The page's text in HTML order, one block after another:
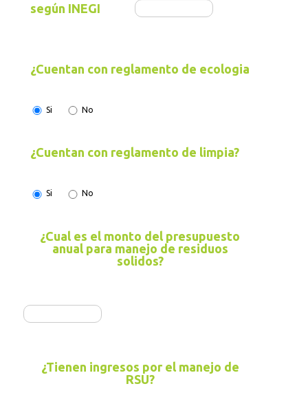
según INEGI
¿Cuentan con reglamento de ecologia
Si No
¿Cuentan con reglamento de limpia?
Si No
¿Cual es el monto del presupuesto
anual para manejo de residuos
solidos?
¿Tienen ingresos por el manejo de
RSU?